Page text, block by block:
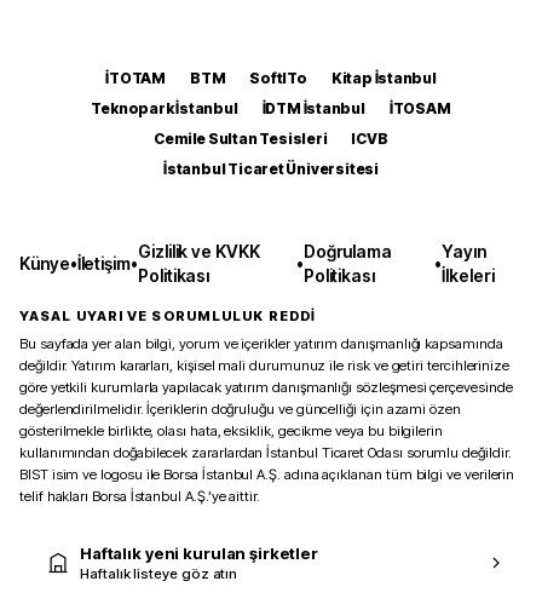
İTOTAM BTM SoftITo
Kitap İstanbul
Teknopark İstanbul
İDTM İstanbul
İTOSAM
Cemile Sultan Tesisleri
ICVB
İstanbul Ticaret Üniversitesi
Künye•İletişim•
Gizlilik ve KVKK
Politikası
•
Doğrulama
Politikası
•
Yayın
İlkeleri
YASAL UYARI VE SORUMLULUK REDDİ
Bu sayfada yer alan bilgi, yorum ve içerikler yatırım danışmanlığı kapsamında
değildir. Yatırım kararları, kişisel mali durumunuz ile risk ve getiri tercihlerinize
göre yetkili kurumlarla yapılacak yatırım danışmanlığı sözleşmesi çerçevesinde
değerlendirilmelidir. İçeriklerin doğruluğu ve güncelliği için azami özen
gösterilmekle birlikte, olası hata, eksiklik, gecikme veya bu bilgilerin
kullanımından doğabilecek zararlardan İstanbul Ticaret Odası sorumlu değildir.
BIST isim ve logosu ile Borsa İstanbul A.Ş. adına açıklanan tüm bilgi ve verilerin
telif hakları Borsa İstanbul A.Ş.’ye aittir.
Haftalık yeni kurulan şirketler
Haftalık listeye göz atın